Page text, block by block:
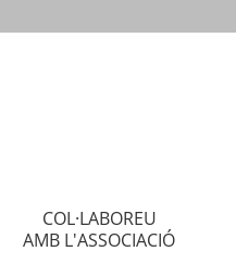
COL·LABOREU
AMB L'ASSOCIACIÓ